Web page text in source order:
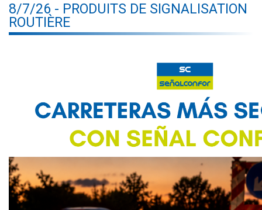
8/7/26 - PRODUITS DE SIGNALISATION
ROUTIÈRE